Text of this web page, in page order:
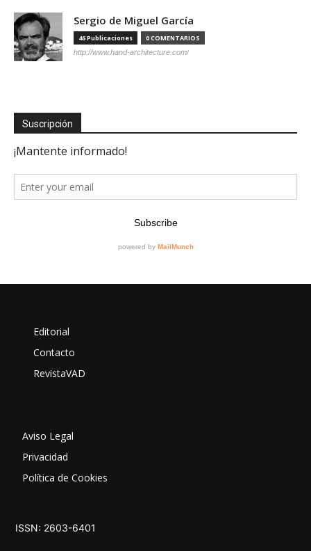
Sergio de Miguel García
46 Publicaciones 0 COMENTARIOS
http://www.hand-architecture.com/
Suscripción
Editorial
Contacto
RevistaVAD
Aviso Legal
Privacidad
Política de Cookies
ISSN: 2603-6401